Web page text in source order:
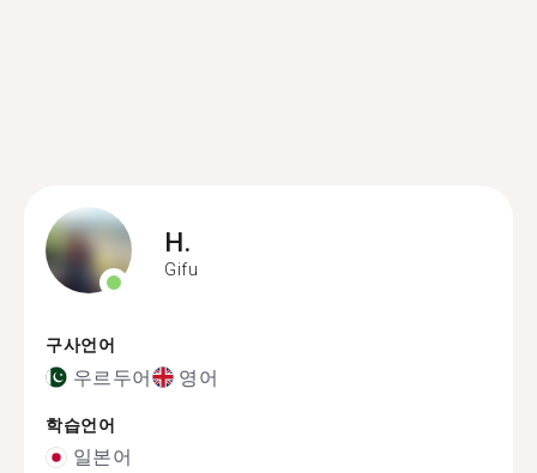
H.
Gifu
구사언어
우르두어 영어
학습언어
일본어